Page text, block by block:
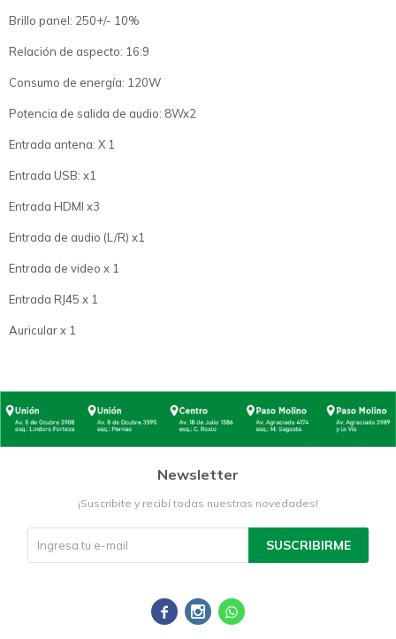
Brillo panel: 250+/- 10%
Relación de aspecto: 16:9
Consumo de energía: 120W
Potencia de salida de audio: 8Wx2
Entrada antena: X 1
Entrada USB: x1
Entrada HDMI x3
Entrada de audio (L/R) x1
Entrada de video x 1
Entrada RJ45 x 1
Auricular x 1
Newsletter
¡Suscribite y recibí todas nuestras novedades!
SUSCRIBIRME
  